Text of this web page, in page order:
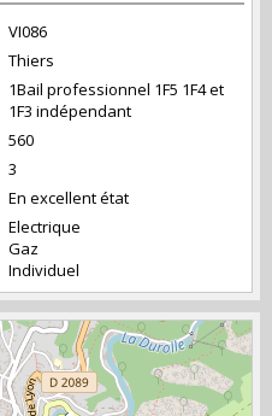
VI086
Thiers
1Bail professionnel 1F5 1F4 et
1F3 indépendant
560
3
En excellent état
Electrique
Gaz
Individuel